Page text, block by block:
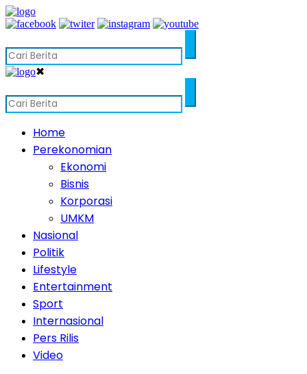
✖
Home
Perekonomian
Ekonomi
Bisnis
Korporasi
UMKM
Nasional
Politik
Lifestyle
Entertainment
Sport
Internasional
Pers Rilis
Video